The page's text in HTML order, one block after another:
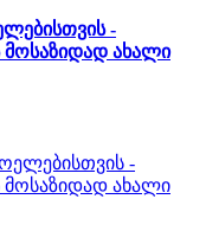
-
მოსაზიდად ახალი